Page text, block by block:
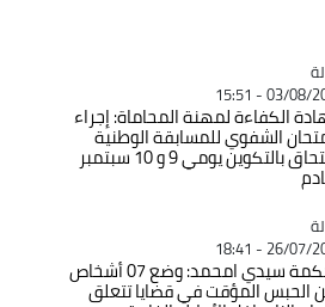
03/08/
الكفاءة لمهنة المحاماة: إجراء
الشفوي للمسابقة الوطنية
للالتحاق بالتكوين يومي 9 و 10 سبتمبر
26/07/
محكمة سيدي امحمد: وضع 07 أشخاص
الحبس المؤقت في قضايا تتعلق